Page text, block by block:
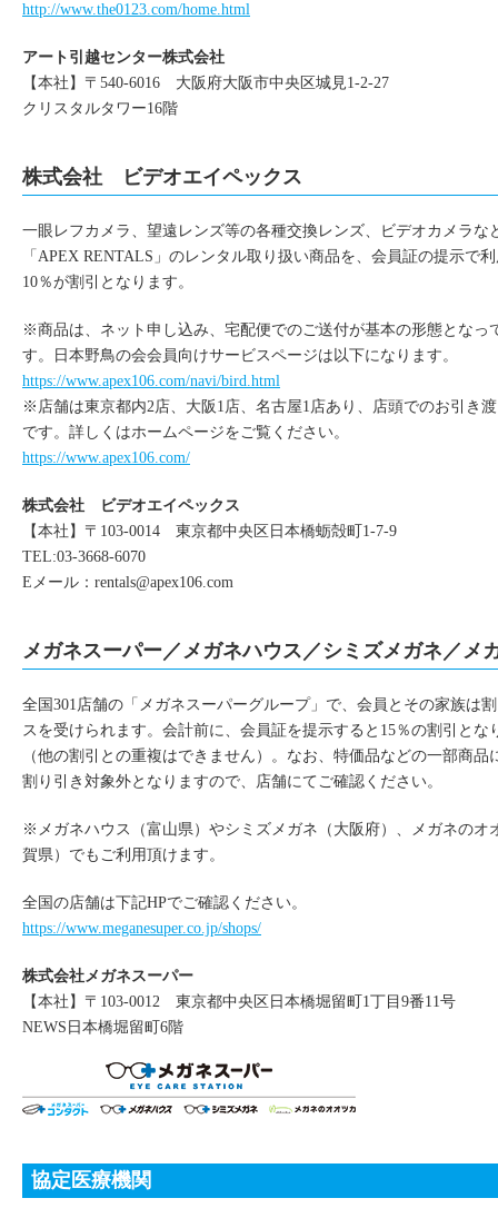
http://www.the0123.com/home.html
アート引越センター株式会社
【本社】〒540-6016 大阪府大阪市中央区城見1-2-27
クリスタルタワー16階
株式会社 ビデオエイペックス
一眼レフカメラ、望遠レンズ等の各種交換レンズ、ビデオカメラな
「APEX RENTALS」のレンタル取り扱い商品を、会員証の提示で
10％が割引となります。
※商品は、ネット申し込み、宅配便でのご送付が基本の形態となっ
す。日本野鳥の会会員向けサービスページは以下になります。
https://www.apex106.com/navi/bird.html
※店舗は東京都内2店、大阪1店、名古屋1店あり、店頭でのお引き
です。詳しくはホームページをご覧ください。
https://www.apex106.com/
株式会社 ビデオエイペックス
【本社】〒103-0014 東京都中央区日本橋蛎殻町1-7-9
TEL:03-3668-6070
Eメール： rentals@apex106.com
メガネスーパー／メガネハウス／シミズメガネ／メ
全国301店舗の「メガネスーパーグループ」で、会員とその家族は
スを受けられます。会計前に、会員証を提示すると15％の割引とな
（他の割引との重複はできません）。なお、特価品などの一部商品
割り引き対象外となりますので、店舗にてご確認ください。
※メガネハウス（富山県）やシミズメガネ（大阪府）、メガネのオ
賀県）でもご利用頂けます。
全国の店舗は下記HPでご確認ください。
https://www.meganesuper.co.jp/shops/
株式会社メガネスーパー
【本社】〒103-0012 東京都中央区日本橋堀留町1丁目9番11号
NEWS日本橋堀留町6階
協定医療機関